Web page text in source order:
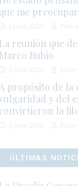
que me
La reunión que
Marco Rubio
propósito de la
y del
convirtieron la
ÚLTIMAS